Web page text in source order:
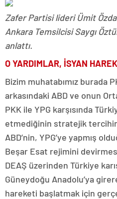
Zafer Partisi lideri Ümit
Ankara Temsilcisi Saygı
anlattı.
O YARDIMLAR, İSYAN
Bizim muhatabımız burada
arkasındaki ABD ve onun
PKK ile YPG karşısında
etmediğinin stratejik
ABD’nin, YPG’ye yapmış
Beşar Esat rejimini
DEAŞ üzerinden Türkiye
Güneydoğu Anadolu’ya
hareketi başlatmak için